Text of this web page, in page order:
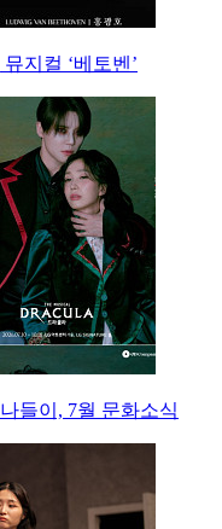
지컬 ‘베토벤’
들이, 7월 문화소식